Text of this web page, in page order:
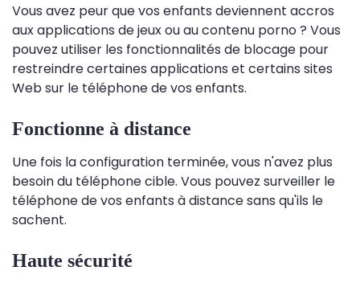
Vous avez peur que vos enfants deviennent accros
aux applications de jeux ou au contenu porno ? Vous
pouvez utiliser les fonctionnalités de blocage pour
restreindre certaines applications et certains sites
Web sur le téléphone de vos enfants.
Fonctionne à distance
Une fois la configuration terminée, vous n'avez plus
besoin du téléphone cible. Vous pouvez surveiller le
téléphone de vos enfants à distance sans qu'ils le
sachent.
Haute sécurité